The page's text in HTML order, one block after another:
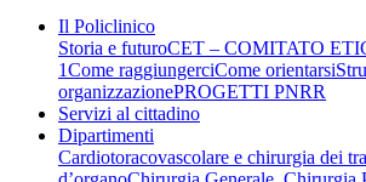
Il Policlinico
Storia e futuroCET – COMITATO
1Come raggiungerciCome orientarsi
organizzazionePROGETTI PNRR
Servizi al cittadino
Dipartimenti
Cardiotoracovascolare e chirurgia dei